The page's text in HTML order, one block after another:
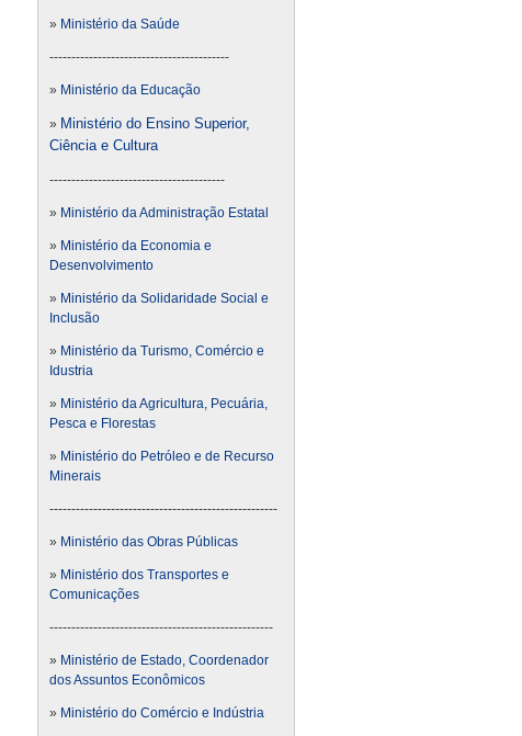
» Ministério da Saúde
-----------------------------------------
» Ministério da Educação
» Ministério do Ensino Superior,
Ciência e Cultura
----------------------------------------
» Ministério da Administração Estatal
» Ministério da Economia e
Desenvolvimento
» Ministério da Solidaridade Social e
Inclusão
» Ministério da Turismo, Comércio e
Idustria
» Ministério da Agricultura, Pecuária,
Pesca e Florestas
» Ministério do Petróleo e de Recurso
Minerais
----------------------------------------------------
» Ministério das Obras Públicas
» Ministério dos Transportes e
Comunicações
---------------------------------------------------
» Ministério de Estado, Coordenador
dos Assuntos Econômicos
» Ministério do Comércio e Indústria